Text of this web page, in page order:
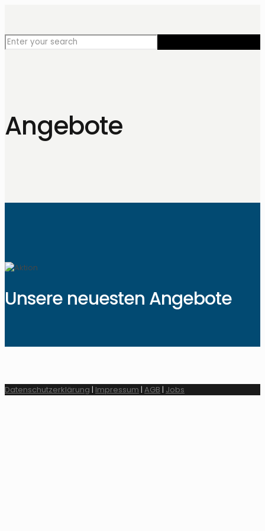
Angebote
Unsere neuesten Angebote
Datenschutzerklärung | Impressum | AGB | Jobs